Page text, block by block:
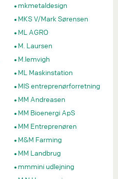
mkmetaldesign
MKS V/Mark Sørensen
ML AGRO
M. Laursen
M.lemvigh
ML Maskinstation
MlS entreprenørforretning
MM Andreasen
MM Bioenergi ApS
MM Entreprenøren
M&M Farming
MM Landbrug
mmmini udlejning